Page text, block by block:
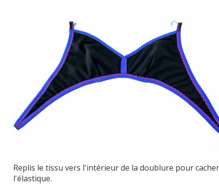
Replis le tissu vers l'intérieur de la doublure pour cacher
l'élastique.